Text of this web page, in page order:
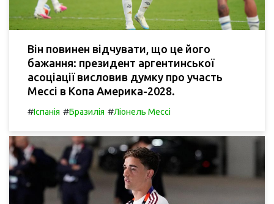
Він повинен відчувати, що це його
бажання: президент аргентинської
асоціації висловив думку про участь
Мессі в Копа Америка-2028.
#Іспанія #Бразилія #Ліонель Мессі